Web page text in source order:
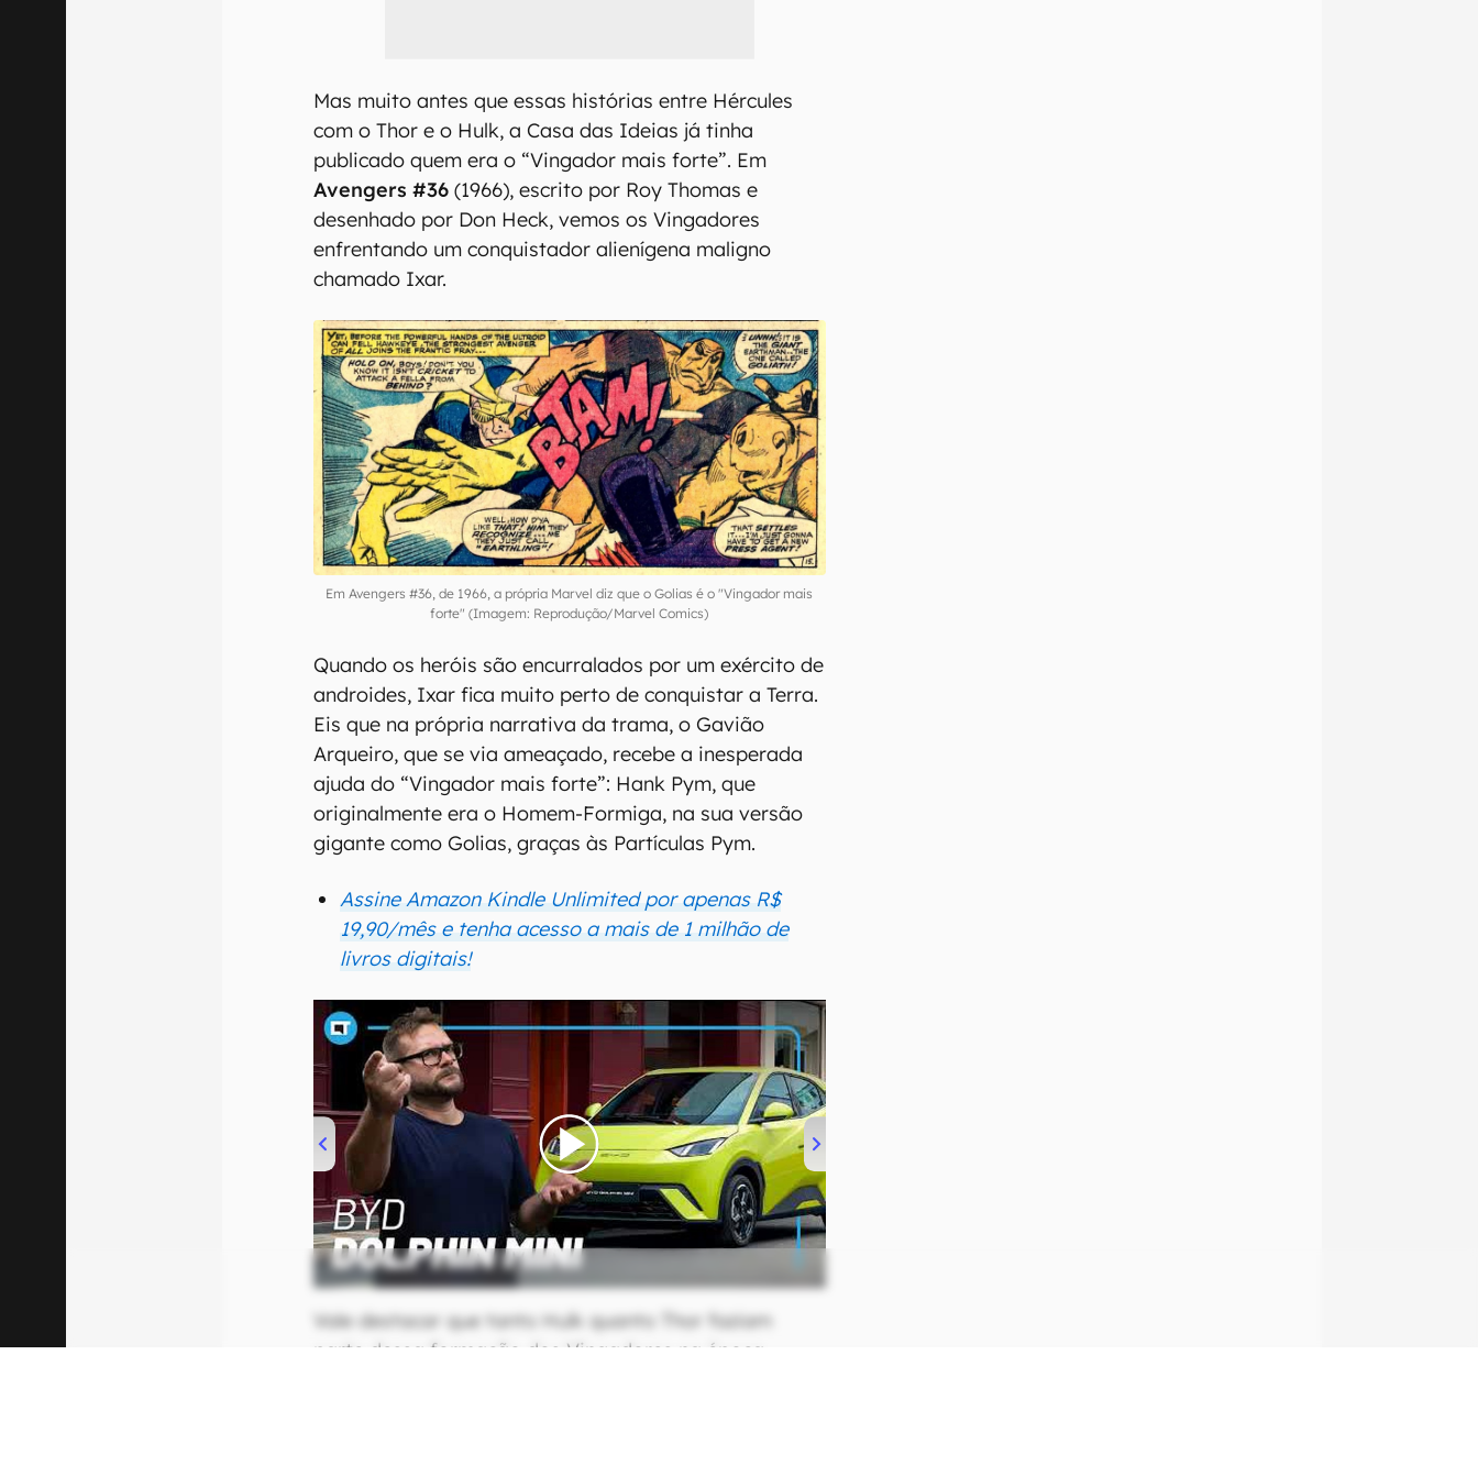
Mas muito antes que essas histórias entre Hércules
com o Thor e o Hulk, a Casa das Ideias já tinha
publicado quem era o “Vingador mais forte”. Em
Avengers #36 (1966), escrito por Roy Thomas e
desenhado por Don Heck, vemos os Vingadores
enfrentando um conquistador alienígena maligno
chamado Ixar.
Em Avengers #36, de 1966, a própria Marvel diz que o Golias é o "Vingador mais
forte" (Imagem: Reprodução/Marvel Comics)
Quando os heróis são encurralados por um exército de
androides, Ixar fica muito perto de conquistar a Terra.
Eis que na própria narrativa da trama, o Gavião
Arqueiro, que se via ameaçado, recebe a inesperada
ajuda do “Vingador mais forte”: Hank Pym, que
originalmente era o Homem-Formiga, na sua versão
gigante como Golias, graças às Partículas Pym.
Assine Amazon Kindle Unlimited por apenas R$
19,90/mês e tenha acesso a mais de 1 milhão de
livros digitais!
00:00/04:07
Vale destacar que tanto Hulk quanto Thor faziam
parte dessa formação dos Vingadores na época —